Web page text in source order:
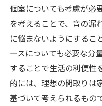
個室についても考慮が必
を考えることで、音の漏
に悩まないようにするこ
ースについても必要な分
することで生活の利便性
的には、理想の間取りは
基づいて考えられるもの